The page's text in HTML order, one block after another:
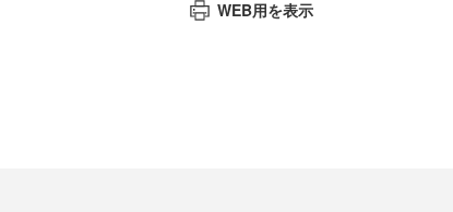
WEB用を表示